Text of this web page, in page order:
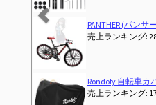
[ピクシーパーティ] サイクル パンツ インナーパンツ サイクリングパンツ お尻 痛み軽減
売上ランキング: 7
Perfeclan 自転車玩具 1/10スケール ダイ
売上ランキング: